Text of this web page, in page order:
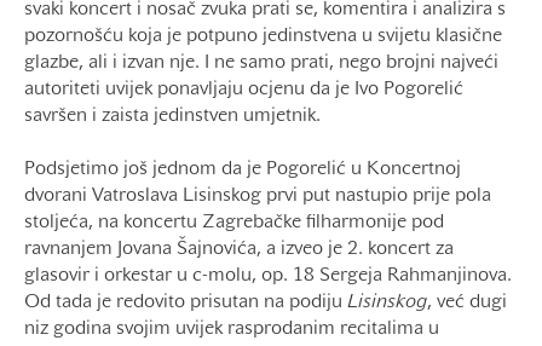
svaki koncert i nosač zvuka prati se, komentira i analizira s
pozornošću koja je potpuno jedinstvena u svijetu klasične
glazbe, ali i izvan nje. I ne samo prati, nego brojni najveći
autoriteti uvijek ponavljaju ocjenu da je Ivo Pogorelić
savršen i zaista jedinstven umjetnik.
Podsjetimo još jednom da je Pogorelić u Koncertnoj
dvorani Vatroslava Lisinskog prvi put nastupio prije pola
stoljeća, na koncertu Zagrebačke filharmonije pod
ravnanjem Jovana Šajnovića, a izveo je 2. koncert za
glasovir i orkestar u c-molu, op. 18 Sergeja Rahmanjinova.
Od tada je redovito prisutan na podiju Lisinskog, već dugi
niz godina svojim uvijek rasprodanim recitalima u